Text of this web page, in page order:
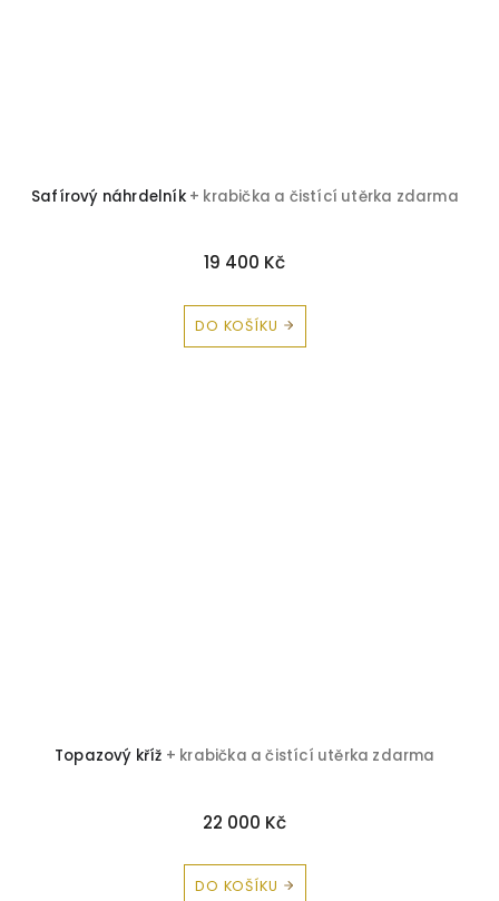
Safírový náhrdelník + krabička a čistící utěrka zdarma
19 400 Kč
DO KOŠÍKU
Topazový kříž + krabička a čistící utěrka zdarma
22 000 Kč
DO KOŠÍKU